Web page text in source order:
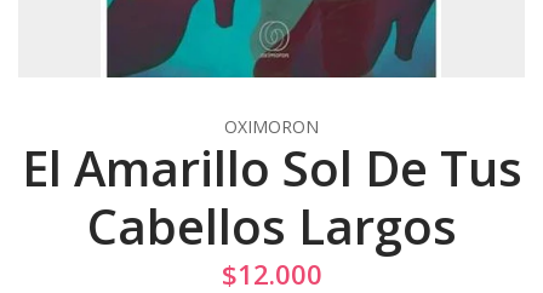
OXIMORON
El Amarillo Sol De Tus
Cabellos Largos
$12.000